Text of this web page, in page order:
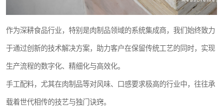
作为深耕食品行业，特别是肉制品领域的系统集成商，我们始终致力
于通过创新的技术解决方案，助力客户在保留传统工艺的同时，实现
生产流程的数字化、精细化与高效化。
手工配料，尤其在肉制品等对风味、口感要求极高的行业中，往往承
载着世代相传的技艺与独门诀窍。